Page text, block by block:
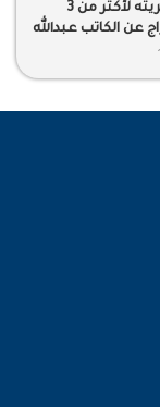
بعد سلب حريته لأكثر من 3
عن الكاتب عبدالله